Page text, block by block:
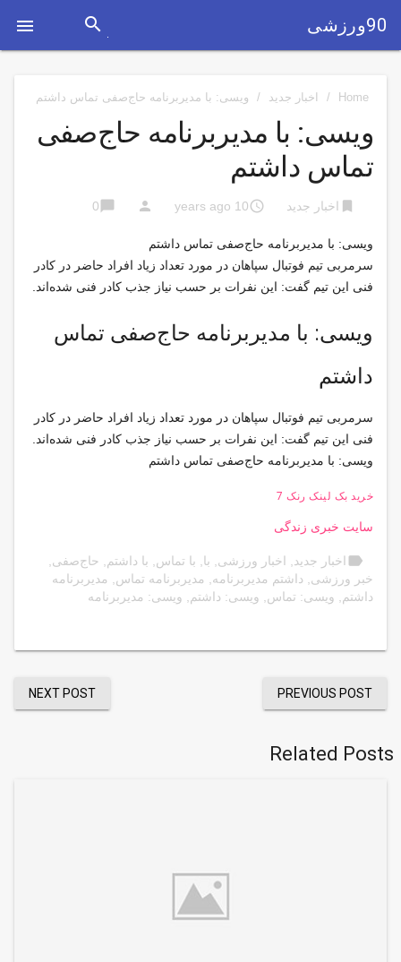
 90ورزشی search
Home
/ اخبار جدید / ویسی: با مدیربرنامه حاج‌صفی تماس داشتم
ویسی: با مدیربرنامه حاج‌صفی
تماس داشتم
bookmark اخبار جدید access_time
10 years ago
person
chat_bubble
0
ویسی: با مدیربرنامه حاج‌صفی تماس داشتم
سرمربی تیم فوتبال سپاهان در مورد تعداد زیاد افراد حاضر در کادر
فنی این تیم گفت: این نفرات بر حسب نیاز جذب کادر فنی شده‌اند.
ویسی: با مدیربرنامه حاج‌صفی تماس
داشتم
سرمربی تیم فوتبال سپاهان در مورد تعداد زیاد افراد حاضر در کادر
فنی این تیم گفت: این نفرات بر حسب نیاز جذب کادر فنی شده‌اند.
ویسی: با مدیربرنامه حاج‌صفی تماس داشتم
خرید بک لینک رنک 7
سایت خبری زندگی
label اخبار جدید اخبار ورزشی با با تماس با داشتم حاج‌صفی
خبر ورزشی
داشتم مدیربرنامه مدیربرنامه تماس
مدیربرنامه
داشتم
ویسی: تماس ویسی: داشتم ویسی: مدیربرنامه
PREVIOUS POST
NEXT POST
Related Posts